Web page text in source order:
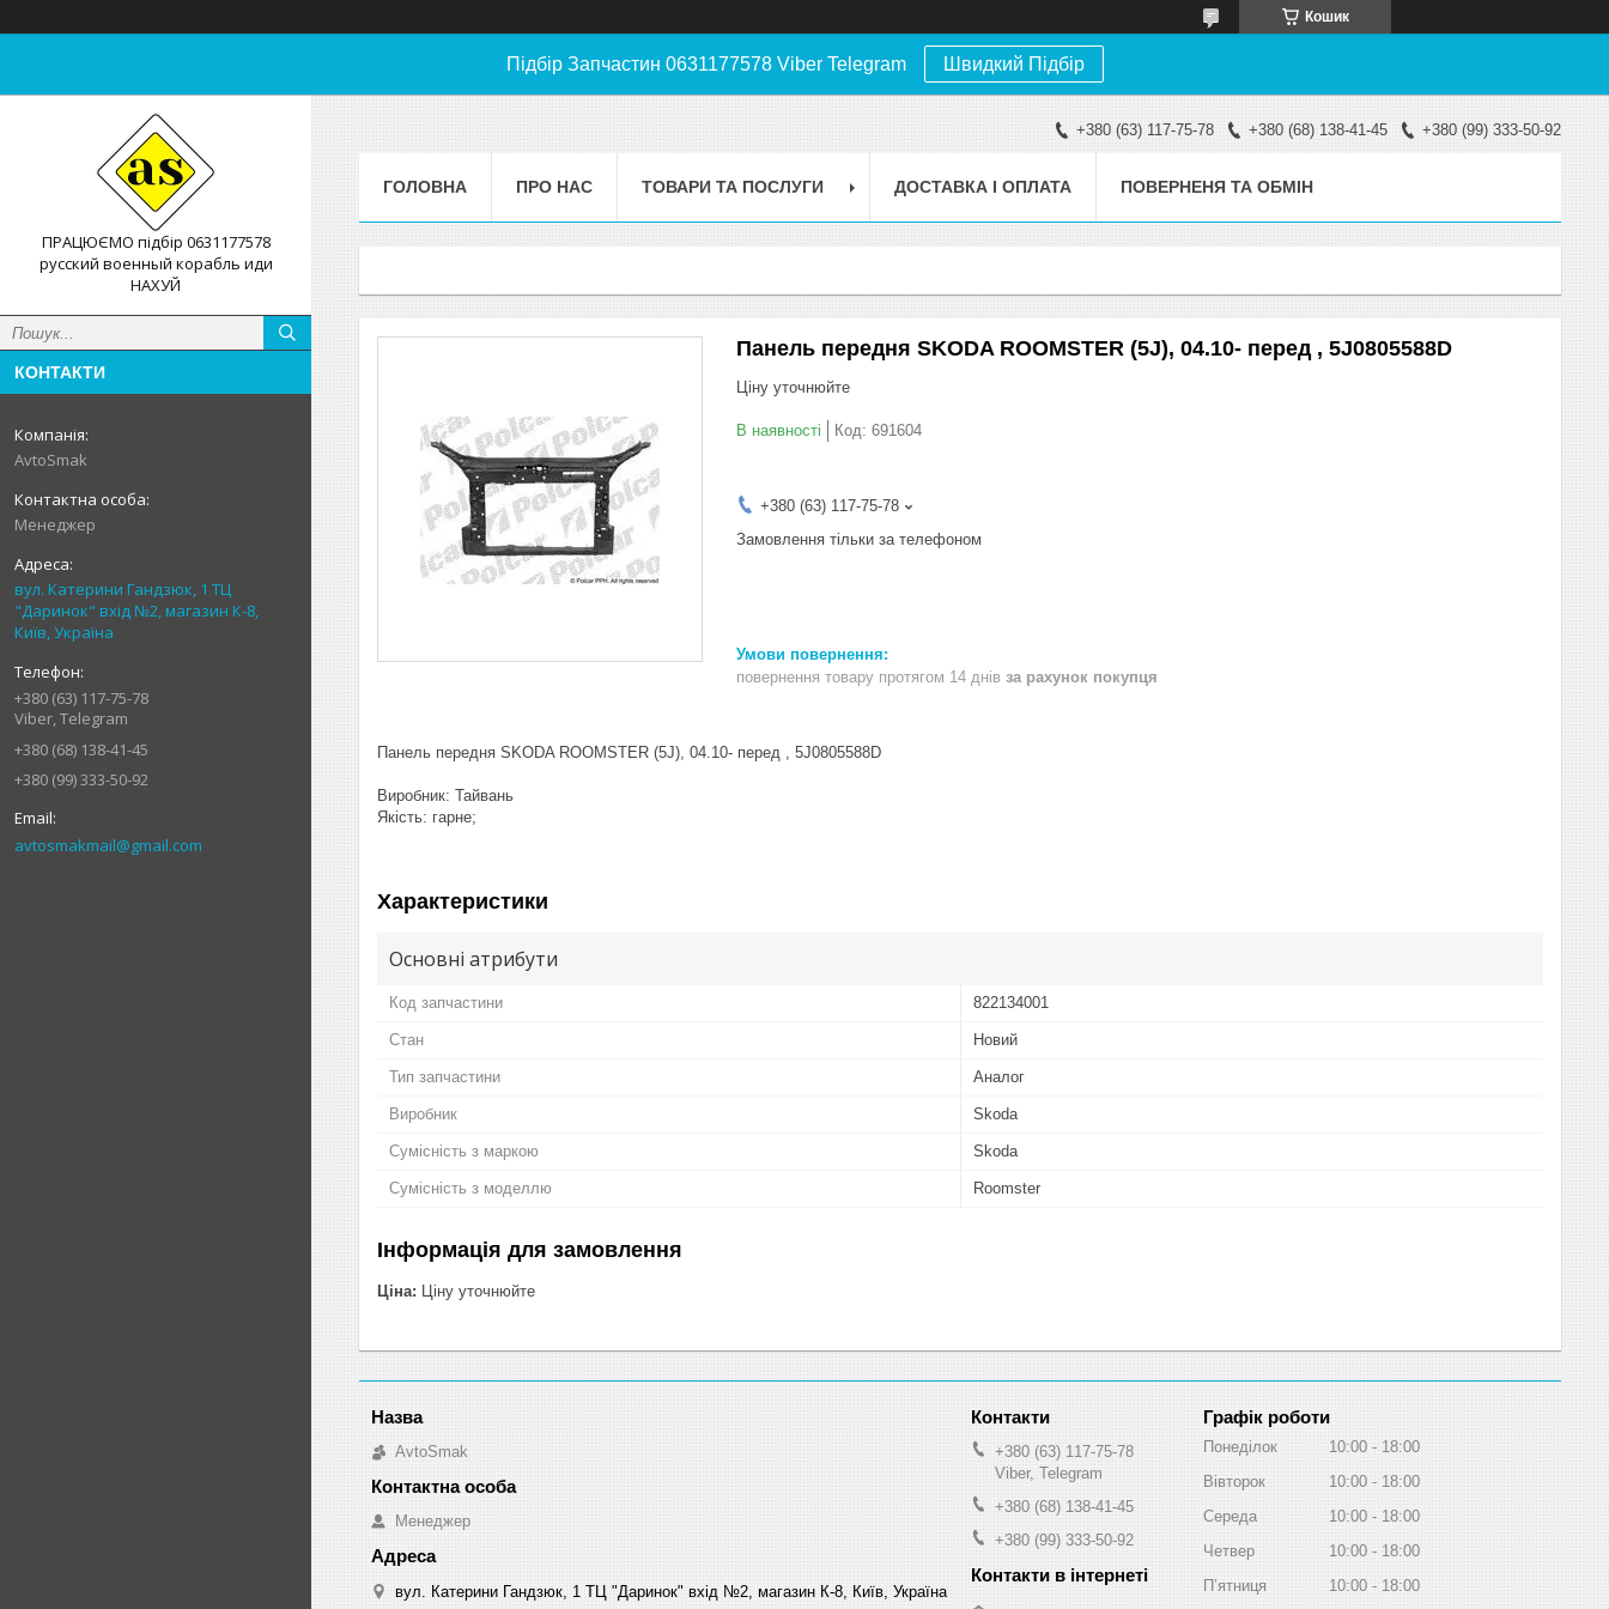
Кошик
Підбір Запчастин 0631177578 Viber Telegram Швидкий Підбір
ПРАЦЮЄМО підбір 0631177578
русский военный корабль иди
НАХУЙ
КОНТАКТИ
AvtoSmak
Менеджер
вул. Катерини Гандзюк, 1 ТЦ
"Даринок" вхід №2, магазин К-8,
Київ, Україна
+380 (63) 117-75-78
Viber, Telegram
+380 (68) 138-41-45
+380 (99) 333-50-92
avtosmakmail@gmail.com
+380 (63) 117-75-78 +380 (68) 138-41-45 +380 (99) 333-50-92
ГОЛОВНА ПРО НАС ТОВАРИ ТА ПОСЛУГИ ДОСТАВКА І ОПЛАТА ПОВЕРНЕНЯ ТА ОБМІН
Панель передня SKODA ROOMSTER (5J), 04.10- перед , 5J0805588D
Ціну уточнюйте
В наявності Код: 691604
+380 (63) 117-75-78
Замовлення тільки за телефоном
повернення товару протягом 14 днів за рахунок покупця
Панель передня SKODA ROOMSTER (5J), 04.10- перед , 5J0805588D
Виробник: Тайвань
Якість: гарне;
Характеристики
Основні атрибути
Код запчастини 822134001
Стан Новий
Тип запчастини Аналог
Виробник Skoda
Сумісність з маркою Skoda
Сумісність з моделлю Roomster
Інформація для замовлення
Ціна: Ціну уточнюйте
AvtoSmak
Менеджер
вул. Катерини Гандзюк, 1 ТЦ "Даринок" вхід №2, магазин К-8, Київ, Україна
+380 (63) 117-75-78
Viber, Telegram
+380 (68) 138-41-45
+380 (99) 333-50-92
Графік роботи
Понеділок 10:00
18:00
Вівторок
10:00
18:00
Середа
10:00
18:00
Четвер
10:00
18:00
Пʼятниця
10:00 18:00